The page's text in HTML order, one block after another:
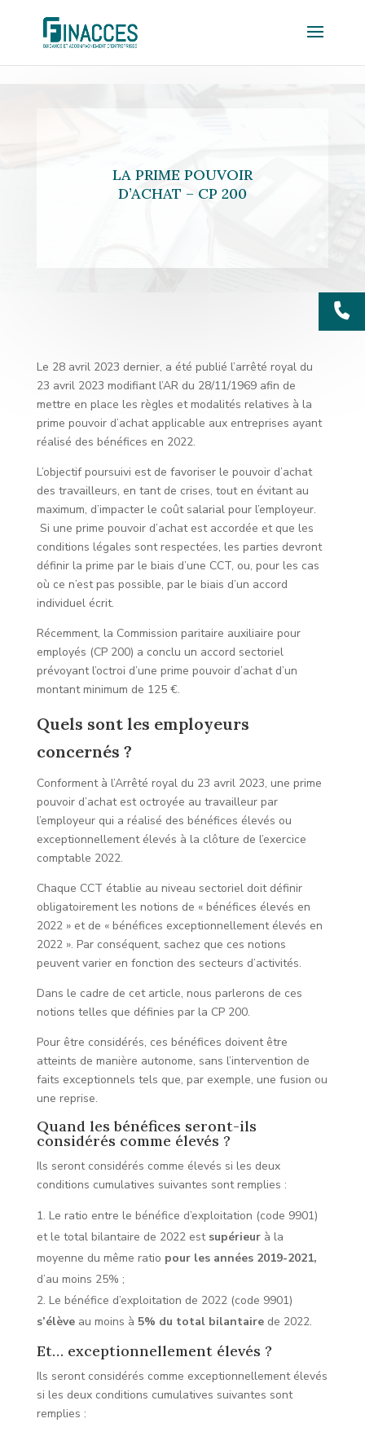
LA PRIME POUVOIR
D’ACHAT – CP 200
Le 28 avril 2023 dernier, a été publié l’arrêté royal du
23 avril 2023 modifiant l’AR du 28/11/1969 afin de
mettre en place les règles et modalités relatives à la
prime pouvoir d’achat applicable aux entreprises ayant
réalisé des bénéfices en 2022.
L’objectif poursuivi est de favoriser le pouvoir d’achat
des travailleurs, en tant de crises, tout en évitant au
maximum, d’impacter le coût salarial pour l’employeur.
Si une prime pouvoir d’achat est accordée et que les
conditions légales sont respectées, les parties devront
définir la prime par le biais d’une CCT, ou, pour les cas
où ce n’est pas possible, par le biais d’un accord
individuel écrit.
Récemment, la Commission paritaire auxiliaire pour
employés (CP 200) a conclu un accord sectoriel
prévoyant l’octroi d’une prime pouvoir d’achat d’un
montant minimum de 125 €.
Quels sont les employeurs
concernés ?
Conforment à l’Arrêté royal du 23 avril 2023, une prime
pouvoir d’achat est octroyée au travailleur par
l’employeur qui a réalisé des bénéfices élevés ou
exceptionnellement élevés à la clôture de l’exercice
comptable 2022.
Chaque CCT établie au niveau sectoriel doit définir
obligatoirement les notions de « bénéfices élevés en
2022 » et de « bénéfices exceptionnellement élevés en
2022 ». Par conséquent, sachez que ces notions
peuvent varier en fonction des secteurs d’activités.
Dans le cadre de cet article, nous parlerons de ces
notions telles que définies par la CP 200.
Pour être considérés, ces bénéfices doivent être
atteints de manière autonome, sans l’intervention de
faits exceptionnels tels que, par exemple, une fusion ou
une reprise.
Quand les bénéfices seront-ils
considérés comme élevés ?
Ils seront considérés comme élevés si les deux
conditions cumulatives suivantes sont remplies :
Le ratio entre le bénéfice d’exploitation (code 9901)
et le total bilantaire de 2022 est supérieurà la
moyenne du même ratio pour les années 2019-2021,
d’au moins 25% ;
Le bénéfice d’exploitation de 2022 (code 9901)
s’élèveau moins à 5% du total bilantairede 2022.
Et… exceptionnellement élevés ?
Ils seront considérés comme exceptionnellement élevés
si les deux conditions cumulatives suivantes sont
remplies :